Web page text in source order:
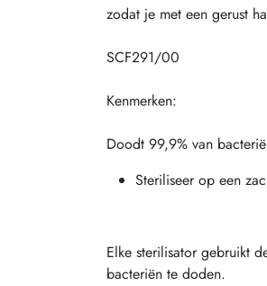
zodat je met een gerust
SCF291/00
Kenmerken:
Doodt 99,9% van
Steriliseer op een
Elke sterilisator gebruikt
bacteriën te doden.